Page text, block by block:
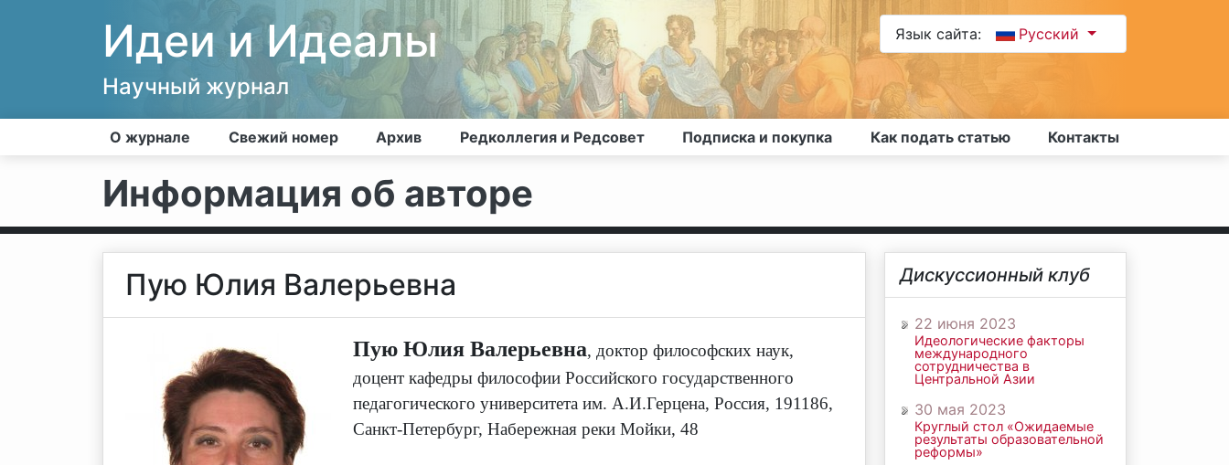
Идеи и Идеалы
Научный журнал
Язык сайта: Русский
О журнале Свежий номер Архив Редколлегия и Редсовет Подписка и покупка Как подать статью Контакты
Информация об авторе
Пую Юлия Валерьевна
Пую Юлия Валерьевна, доктор философских наук,
доцент кафедры философии Российского государственного
педагогического университета им. А.И.Герцена, Россия, 191186,
Санкт-Петербург, Набережная реки Мойки, 48
Дискуссионный клуб
22 июня 2023
Идеологические факторы
международного
сотрудничества в
Центральной Азии
30 мая 2023
Круглый стол «Ожидаемые
результаты образовательной
реформы»